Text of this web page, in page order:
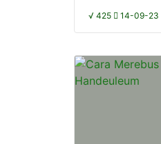
√ 425 14-09-23